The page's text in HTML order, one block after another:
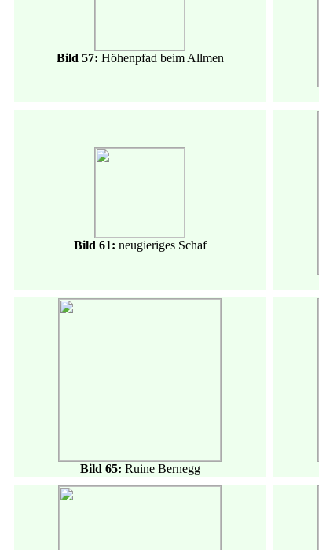
Bild 57: Höhenpfad beim Allmen
Bild 61: neugieriges Schaf
Bild 65: Ruine Bernegg